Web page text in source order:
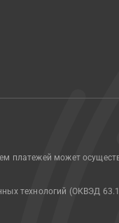
платежей может
технологий (ОКВЭД